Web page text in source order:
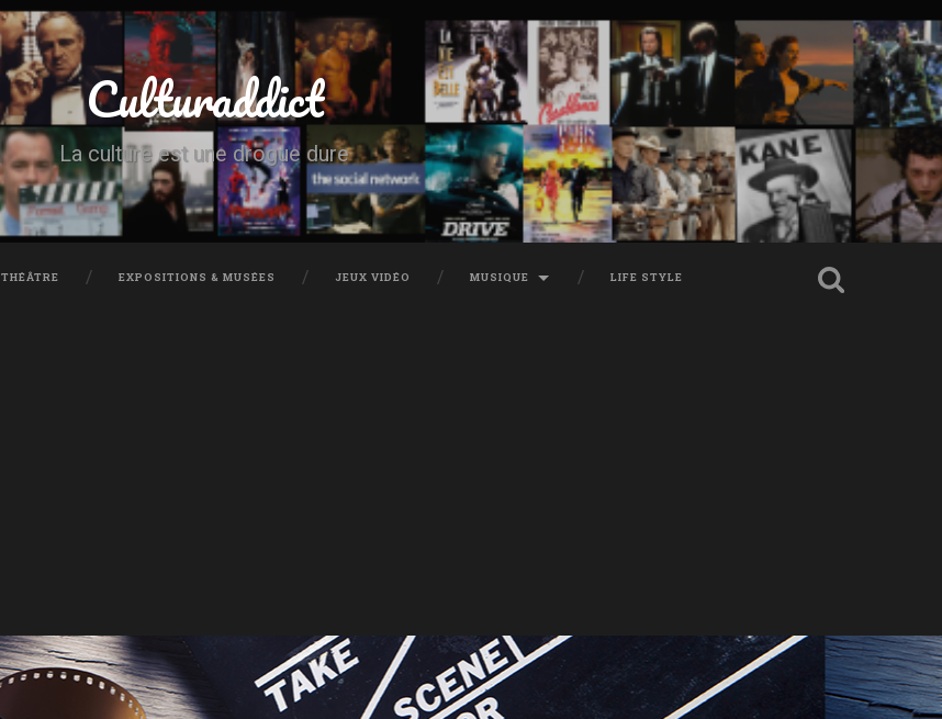
Culturaddict
La culture est une drogue dure
THÉÂTRE EXPOSITIONS & MUSÉES JEUX VIDÉO MUSIQUE LIFE STYLE